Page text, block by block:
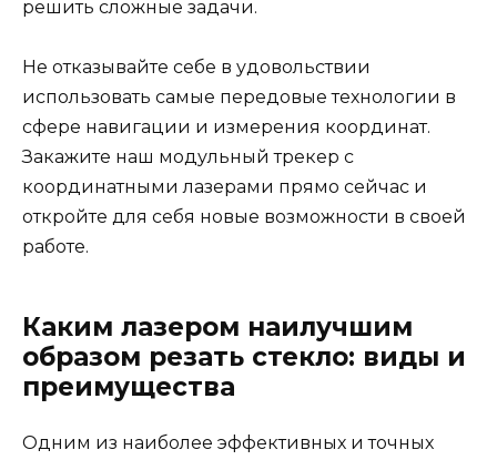
решить сложные задачи.
Не отказывайте себе в удовольствии
использовать самые передовые технологии в
сфере навигации и измерения координат.
Закажите наш модульный трекер с
координатными лазерами прямо сейчас и
откройте для себя новые возможности в своей
работе.
Каким лазером наилучшим
образом резать стекло: виды и
преимущества
Одним из наиболее эффективных и точных